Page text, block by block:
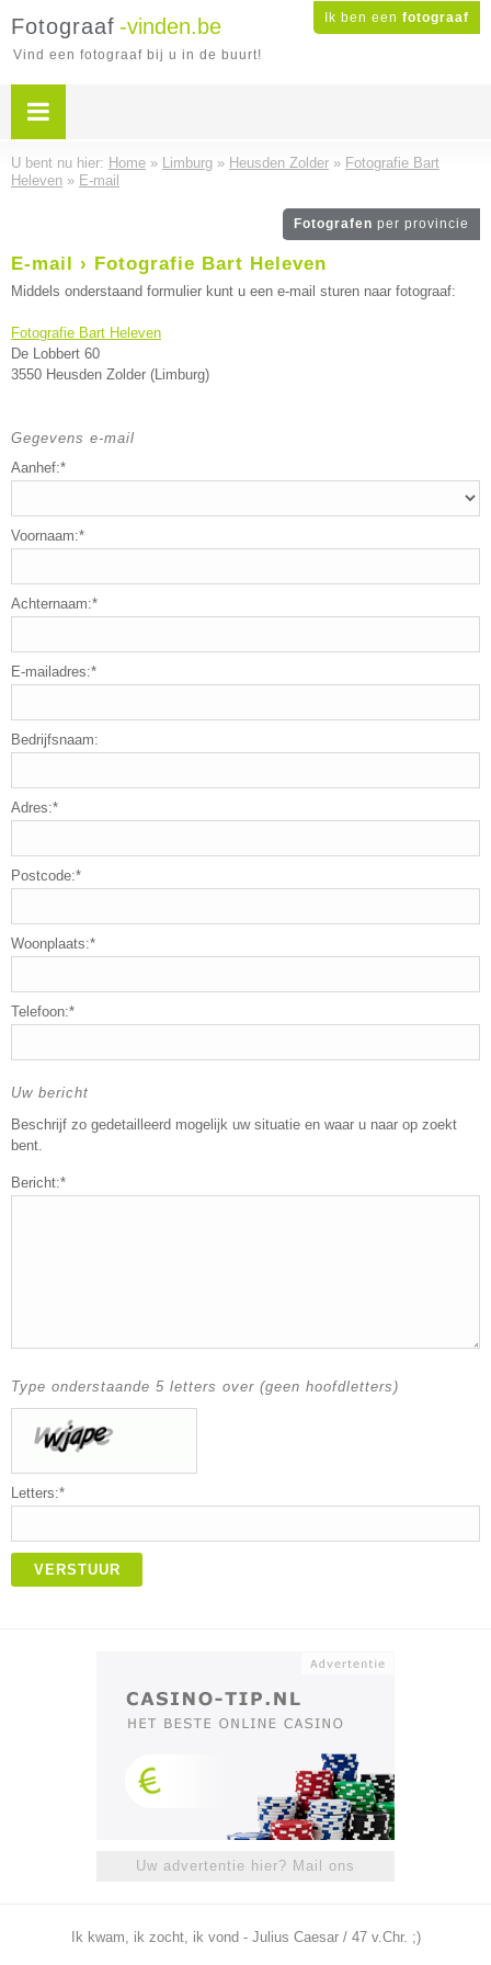
Ik ben een fotograaf
Fotograaf -vinden.be
Vind een fotograaf bij u in de buurt!
U bent nu hier: Home » Limburg » Heusden Zolder » Fotografie Bart
Heleven » E-mail
Fotografen per provincie
E-mail › Fotografie Bart Heleven
Middels onderstaand formulier kunt u een e-mail sturen naar fotograaf:
Fotografie Bart Heleven
De Lobbert 60
3550 Heusden Zolder (Limburg)
Gegevens e-mail
Aanhef:*
Voornaam:*
Achternaam:*
E-mailadres:*
Bedrijfsnaam:
Adres:*
Postcode:*
Woonplaats:*
Telefoon:*
Uw bericht
Beschrijf zo gedetailleerd mogelijk uw situatie en waar u naar op zoekt
bent.
Bericht:*
Type onderstaande 5 letters over (geen hoofdletters)
Letters:*
VERSTUUR
Uw advertentie hier? Mail ons
Ik kwam, ik zocht, ik vond - Julius Caesar / 47 v.Chr. ;)